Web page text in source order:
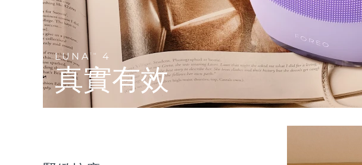
LUNATM 4
真實有效
For travel or gym bag
LUNA™護膚
Premium cleansers & balm
LUNA™ 設備
All premium facelift devices
UFO™ 3 go
Portable red light therapy
面膜
Rejuvenation & hydration
issa™ 4 baby
For ages 0-3
issa™ Teeth Whitening Set
Dual LED + sonic device & 18% PAP gel
FAQ™ 102
Advanced clinical anti-aging
FAQ™ 103
Luxurious clinical anti-aging set
FAQ™ 202
LED mask
FAQ™ 211
Anti-aging neck & décolleté LED mask
FAQ™ 301
LED hair strengthening scalp massager
FAQ™ Scalp Serum
Scalp recovery probiotic serum
FAQ™ 501
Full-Spectrum Red Light Therapy
FAQ™ 502
Full-Spectrum Red Light Therapy
保健品
NEW
專業治療